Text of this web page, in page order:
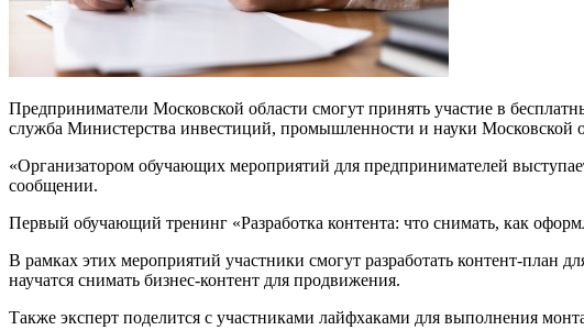
Предприниматели Московской области смогут принять участие в
служба Министерства инвестиций, промышленности и науки Московской
«Организатором обучающих мероприятий для предпринимателей
сообщении.
Первый обучающий тренинг «Разработка контента: что снимать, как
В рамках этих мероприятий участники смогут разработать контент-план
научатся снимать бизнес-контент для продвижения.
Также эксперт поделится с участниками лайфхаками для выполнения